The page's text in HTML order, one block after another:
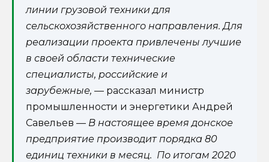
линии грузовой техники для
сельскохозяйственного направления. Для
реализации проекта привлечены лучшие
в своей области технические
специалисты, российские и
зарубежные, — рассказал министр
промышленности и энергетики Андрей
Савельев — В настоящее время донское
предприятие производит порядка 80
единиц техники в месяц. По итогам 2020